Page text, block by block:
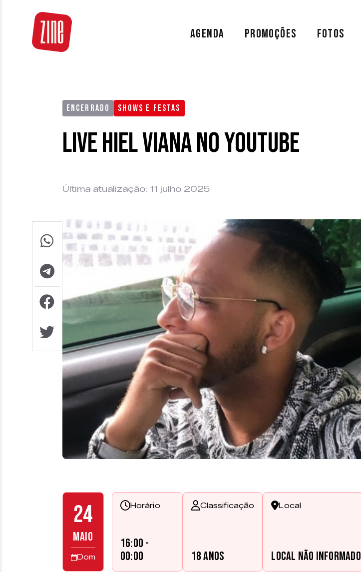
AGENDA PROMOÇÕES FOTOS
ENCERRADO SHOWS E FESTAS
Live Hiel Viana no Youtube
Última atualização: 11 julho 2025
24
MAIO
Dom
Horário
16:00 -
00:00
Classificação
18 anos
Local
Local não informado